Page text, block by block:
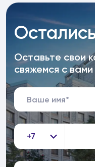
Оставьте свои
свяжемся с вами
+7